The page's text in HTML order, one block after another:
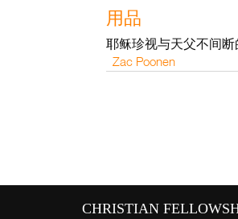
用品
耶稣珍视与天父不间断
Zac Poonen
CHRISTIAN